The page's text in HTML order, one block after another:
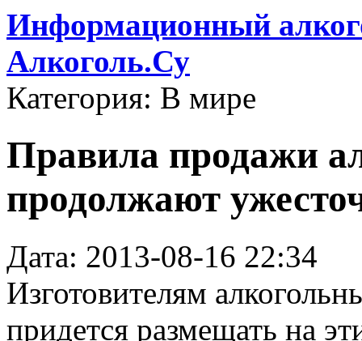
Информационный
Алкоголь.Су
Категория: В мире
Правила продажи
продолжают
Дата: 2013-08-16 22:34
Изготовителям
придется размещать на